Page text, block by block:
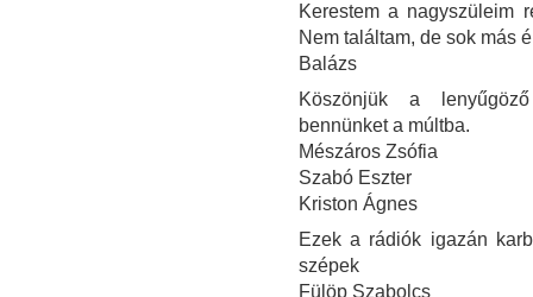
Kerestem a nagyszüleim
Nem találtam, de sok más
Balázs
Köszönjük a
bennünket a múltba.
Mészáros Zsófia
Szabó Eszter
Kriston Ágnes
Ezek a rádiók igazán
szépek
Fülöp Szabolcs